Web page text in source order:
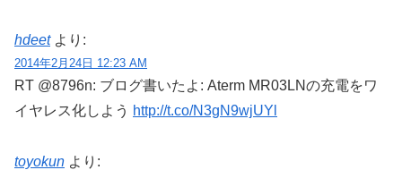
hdeet より:
2014年2月24日 12:23 AM
RT @8796n: ブログ書いたよ: Aterm MR03LNの充電をワ
イヤレス化しよう http://t.co/N3gN9wjUYl
toyokun より: